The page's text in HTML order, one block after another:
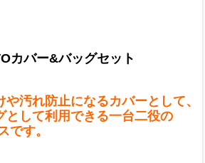
カバー&バッグセット
汚れ防止になるカバーとして、
として利用できる一台二役の
です。